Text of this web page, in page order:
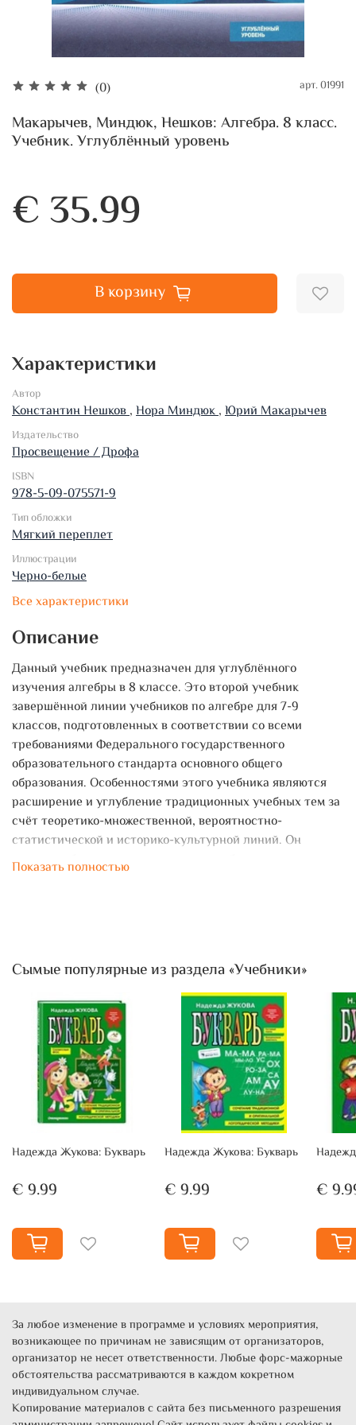
(0) арт.01991
Макарычев, Миндюк, Нешков: Алгебра. 8 класс.
Учебник. Углублённый уровень
€ 35.99
В корзину
Характеристики
Автор
Константин Нешков, Нора Миндюк, Юрий Макарычев
Издательство
Просвещение / Дрофа
ISBN
978-5-09-075571-9
Тип обложки
Мягкий переплет
Иллюстрации
Черно-белые
Все характеристики
Описание
Данный учебник предназначен для углублённого
изучения алгебры в 8 классе. Это второй учебник
завершённой линии учебников по алгебре для 7-9
классов, подготовленных в соответствии со всеми
требованиями Федерального государственного
образовательного стандарта основного общего
образования. Особенностями этого учебника являются
расширение и углубление традиционных учебных тем за
счёт теоретико-множественной, вероятностно-
статистической и историко-культурной линий. Он
содержит большое количество разнообразных по
выполнена И. Е. Феоктистовым.
Показать полностью
Сымые популярные из раздела «Учебники»
Надежда Жукова: Букварь
€ 9.99
Надежда Жукова: Букварь
€ 9.99 €
За любое изменение в программе и условиях мероприятия,
возникающее по причинам не зависящим от организаторов,
организатор не несет ответственности. Любые форс-мажорные
обстоятельства рассматриваются в каждом кокретном
индивидуальном случае.
Копирование материалов с сайта без письменного разрешения